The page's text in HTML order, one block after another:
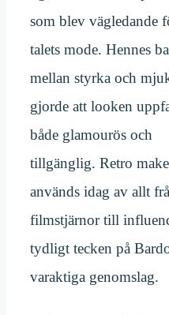
som blev vägledande
talets mode. Hennes
mellan styrka och
gjorde att looken
både glamourös och
tillgänglig. Retro
används idag av allt
filmstjärnor till
tydligt tecken på
varaktiga genomslag.